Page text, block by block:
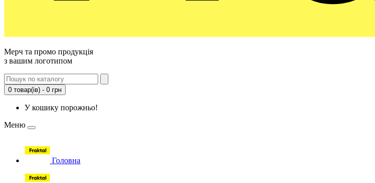
Мерч та промо продукція
з вашим логотипом
0 товар(ів) - 0 грн
У кошику порожньо!
Меню
Головна